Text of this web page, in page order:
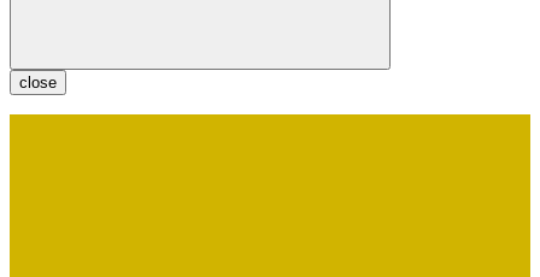
close